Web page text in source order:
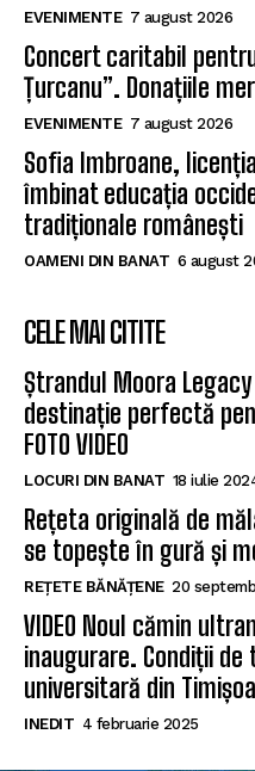
EVENIMENTE 7 august 2026
Concert caritabil
Țurcanu”. Donațiile
EVENIMENTE 7 august 2026
Sofia Imbroane,
îmbinat educația
tradiționale românești
OAMENI DIN BANAT 6 august
CELE MAI CITITE
Ștrandul Moora
destinație perfectă
FOTO VIDEO
LOCURI DIN BANAT 18 iulie
Rețeta originală de
se topește în gură și
REȚETE BĂNĂȚENE 20
VIDEO Noul cămin
inaugurare. Condiții
universitară din
INEDIT 4 februarie 2025